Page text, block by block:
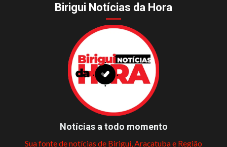
Birigui Notícias da Hora
Notícias a todo momento
Sua fonte de notícias de Birigui, Araçatuba e Região